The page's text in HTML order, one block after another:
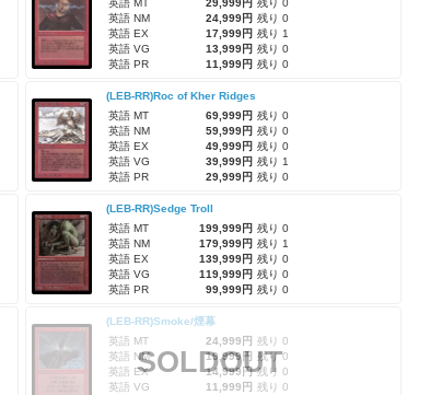
英語 MT
29,999円 残り 0
英語 NM
24,999円 残り 0
英語 EX
17,999円 残り 1
英語 VG
13,999円 残り 0
英語 PR
11,999円 残り 0
(LEB-RR)Roc of Kher Ridges
英語 MT
69,999円 残り 0
英語 NM
59,999円 残り 0
英語 EX
49,999円 残り 0
英語 VG
39,999円 残り 1
英語 PR
29,999円 残り 0
(LEB-RR)Sedge Troll
英語 MT
199,999円 残り 0
英語 NM
179,999円 残り 1
英語 EX
139,999円 残り 0
英語 VG
119,999円 残り 0
英語 PR
99,999円 残り 0
(LEB-RR)Smoke/煙幕
英語 MT
24,999円 残り 0
英語 NM
19,999円 残り 0
英語 EX
14,999円 残り 0
英語 VG
11,999円 残り 0
SOLDOUT